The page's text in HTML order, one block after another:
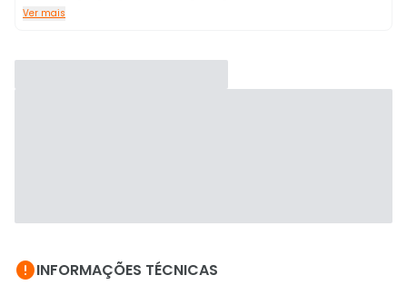
Ver mais
INFORMAÇÕES TÉCNICAS